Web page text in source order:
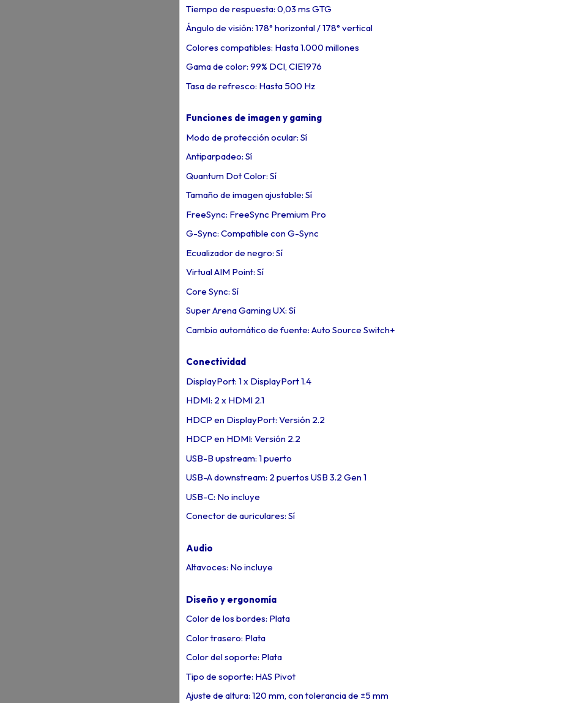
Tiempo de respuesta: 0,03 ms GTG
Ángulo de visión: 178° horizontal / 178° vertical
Colores compatibles: Hasta 1.000 millones
Gama de color: 99% DCI, CIE1976
Tasa de refresco: Hasta 500 Hz
Funciones de imagen y gaming
Modo de protección ocular: Sí
Antiparpadeo: Sí
Quantum Dot Color: Sí
Tamaño de imagen ajustable: Sí
FreeSync: FreeSync Premium Pro
G-Sync: Compatible con G-Sync
Ecualizador de negro: Sí
Virtual AIM Point: Sí
Core Sync: Sí
Super Arena Gaming UX: Sí
Cambio automático de fuente: Auto Source Switch+
Conectividad
DisplayPort: 1 x DisplayPort 1.4
HDMI: 2 x HDMI 2.1
HDCP en DisplayPort: Versión 2.2
HDCP en HDMI: Versión 2.2
USB-B upstream: 1 puerto
USB-A downstream: 2 puertos USB 3.2 Gen 1
USB-C: No incluye
Conector de auriculares: Sí
Audio
Altavoces: No incluye
Diseño y ergonomía
Color de los bordes: Plata
Color trasero: Plata
Color del soporte: Plata
Tipo de soporte: HAS Pivot
Ajuste de altura: 120 mm, con tolerancia de ±5 mm